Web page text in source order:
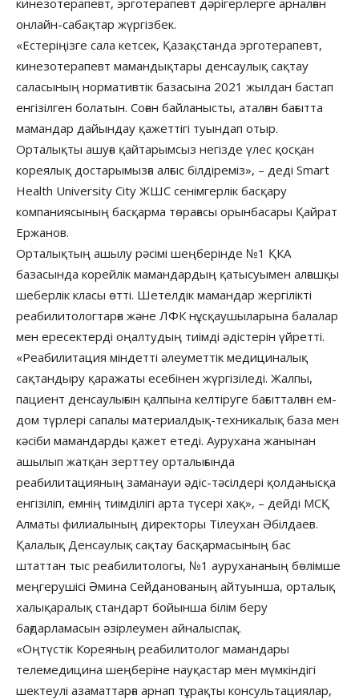
онлайн-сабақтар жүргізбек.
«Естеріңізге сала кетсек, Қазақстанда эрготерапевт,
кинезотерапевт мамандықтары денсаулық сақтау
саласының нормативтік базасына 2021 жылдан бастап
енгізілген болатын. Соған байланысты, аталған бағытта
мамандар дайындау қажеттігі туындап отыр.
Орталықты ашуға қайтарымсыз негізде үлес қосқан
кореялық достарымызға алғыс білдіреміз», – деді Smart
Health University City ЖШС сенімгерлік басқару
компаниясының басқарма төрағасы орынбасары Қайрат
Ержанов.
Орталықтың ашылу рәсімі шеңберінде №1 ҚКА
базасында корейлік мамандардың қатысуымен алғашқы
шеберлік класы өтті. Шетелдік мамандар жергілікті
реабилитологтарға және ЛФК нұсқаушыларына балалар
мен ересектерді оңалтудың тиімді әдістерін үйретті.
«Реабилитация міндетті әлеуметтік медициналық
сақтандыру қаражаты есебінен жүргізіледі. Жалпы,
пациент денсаулығын қалпына келтіруге бағытталған ем-
дом түрлері сапалы материалдық-техникалық база мен
кәсіби мамандарды қажет етеді. Аурухана жанынан
ашылып жатқан зерттеу орталығында
реабилитацияның заманауи әдіс-тәсілдері қолданысқа
енгізіліп, емнің тиімділігі арта түсері хақ», – дейді МСҚ
Алматы филиалының директоры Тілеухан Әбілдаев.
Қалалық Денсаулық сақтау басқармасының бас
штаттан тыс реабилитологы, №1 аурухананың бөлімше
меңгерушісі Әмина Сейданованың айтуынша, орталық
халықаралық стандарт бойынша білім беру
бағдарламасын әзірлеумен айналыспақ.
«Оңтүстік Кореяның реабилитолог мамандары
телемедицина шеңберіне науқастар мен мүмкіндігі
шектеулі азаматтарға арнап тұрақты консультациялар,